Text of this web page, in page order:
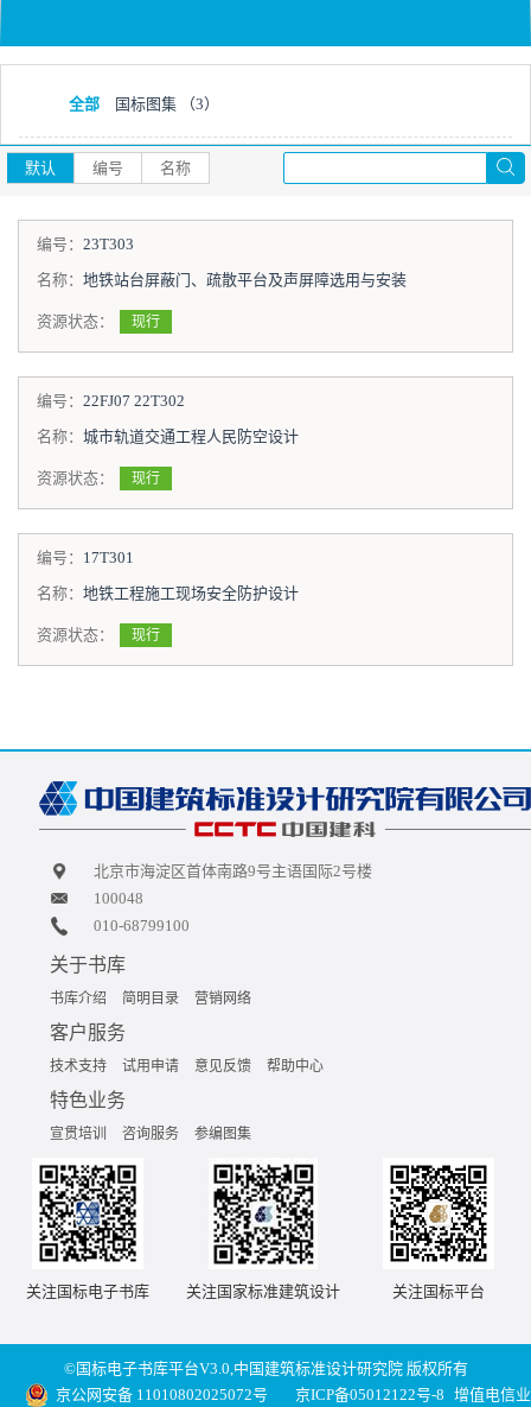
全部 国标图集 （3）
默认 编号 名称
编号： 23T303
名称： 地铁站台屏蔽门、疏散平台及声屏障选用与安装
资源状态： 现行
编号： 22FJ07 22T302
名称： 城市轨道交通工程人民防空设计
资源状态： 现行
编号： 17T301
名称： 地铁工程施工现场安全防护设计
资源状态： 现行
北京市海淀区首体南路9号主语国际2号楼
100048
010-68799100
关于书库
书库介绍 简明目录 营销网络
客户服务
技术支持 试用申请 意见反馈 帮助中心
特色业务
宣贯培训 咨询服务 参编图集
关注国标电子书库 关注国家标准建筑设计 关注国标平台
©国标电子书库平台V3.0,中国建筑标准设计研究院 版权所有
京公网安备 11010802025072号
京ICP备05012122号-8 增值电信业